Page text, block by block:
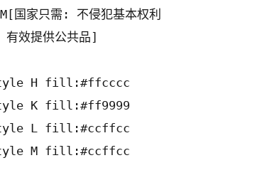
国家只需: 不侵犯基本权利
有效提供公共品]
H fill:#ffcccc
K fill:#ff9999
L fill:#ccffcc